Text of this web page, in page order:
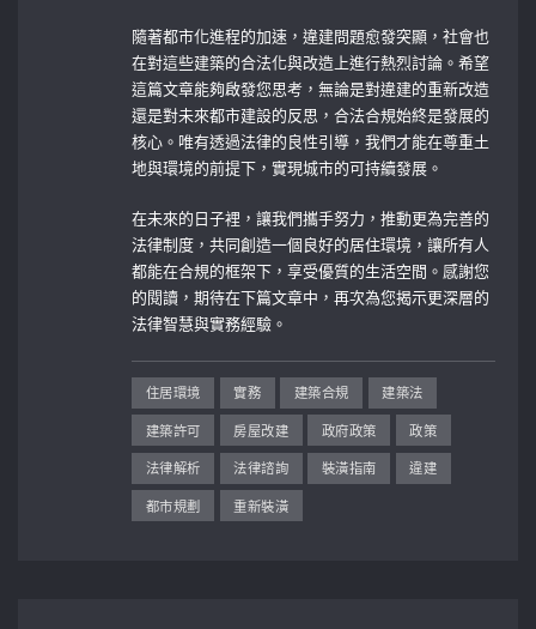
隨著都市化進程的加速，違建問題愈發突顯，社會也
在對這些建築的合法化與改造上進行熱烈討論。希望
這篇文章能夠啟發您思考，無論是對違建的重新改造
還是對未來都市建設的反思，合法合規始終是發展的
核心。唯有透過法律的良性引導，我們才能在尊重土
地與環境的前提下，實現城市的可持續發展。
在未來的日子裡，讓我們攜手努力，推動更為完善的
法律制度，共同創造一個良好的居住環境，讓所有人
都能在合規的框架下，享受優質的生活空間。感謝您
的閱讀，期待在下篇文章中，再次為您揭示更深層的
法律智慧與實務經驗。
住居環境 實務 建築合規 建築法
建築許可 房屋改建 政府政策 政策
法律解析 法律諮詢 裝潢指南 違建
都市規劃 重新裝潢